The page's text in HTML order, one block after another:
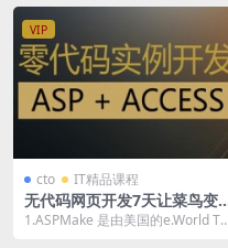
计。 本门课程讲解棋牌...
VIP
cto IT精品课程
无代码网页开发7天让菜鸟变
大咖 | 完结
1.ASPMake 是由美国的e.World Te